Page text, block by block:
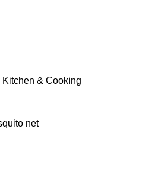
Kitchen & Cooking